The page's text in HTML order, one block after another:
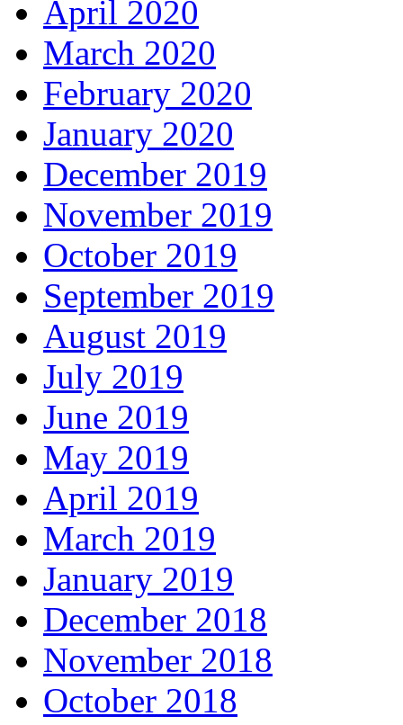
April 2020
March 2020
February 2020
January 2020
December 2019
November 2019
October 2019
September 2019
August 2019
July 2019
June 2019
May 2019
April 2019
March 2019
January 2019
December 2018
November 2018
October 2018